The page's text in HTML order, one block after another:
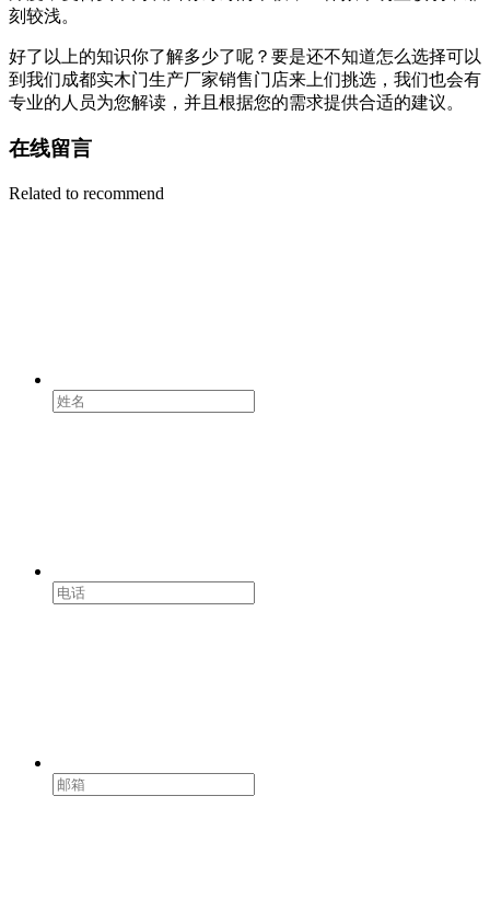
刻较浅。
好了以上的知识你了解多少了呢？要是还不知道怎么选择可以
到我们成都实木门生产厂家销售门店来上们挑选，我们也会有
专业的人员为您解读，并且根据您的需求提供合适的建议。
在线留言
Related to recommend